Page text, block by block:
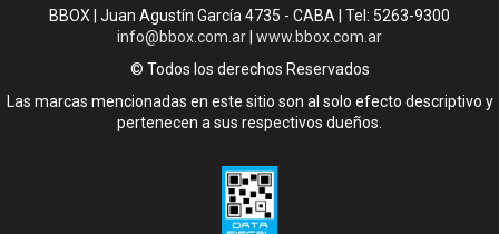
BBOX | Juan Agustín García 4735 - CABA | Tel: 5263-9300
info@bbox.com.ar www.bbox.com.ar
© Todos los derechos Reservados
Las marcas mencionadas en este sitio son al solo efecto descriptivo y
pertenecen a sus respectivos dueños.